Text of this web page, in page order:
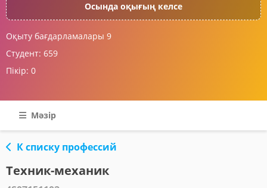
Осында оқығың келсе
Оқыту бағдарламалары 9
Студент: 659
Пікір: 0
Мәзір
К списку профессий
Техник-механик